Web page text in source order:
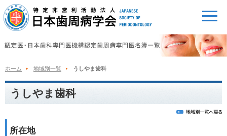
ホーム 地域別一覧 うしやま歯科
うしやま歯科
所在地